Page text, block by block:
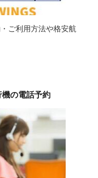
ご利用方法や格安航
の電話予約